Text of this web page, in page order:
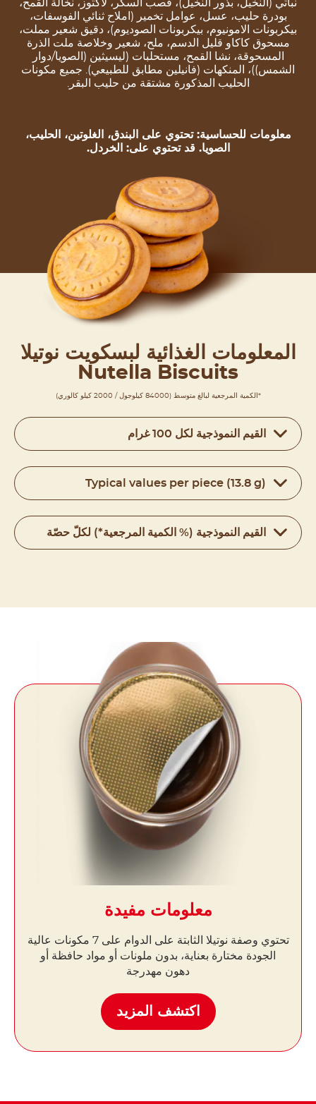
نباتي (النخیل، بذور النخیل)، قصب السكر، لاكتوز، نخالة القمح،
بودرة حلیب، عسل، عوامل تخمیر (املاح ثنائي الفوسفات،
بیكربونات الامونیوم، بیكربونات الصودیوم)، دقیق شعیر مملت،
مسحوق كاكاو قلیل الدسم، ملح، شعیر وخلاصة ملت الذرة
المسحوقة، نشا القمح، مستحلبات (لیسیثین (الصویا/دوار
الشمس))، المنكهات (فانیلین مطابق للطبیعي). جمیع مكونات
الحلیب المذكورة مشتقة من حلیب البقر.
معلومات للحساسیة: تحتوي على البندق، الغلوتین، الحلیب،
الصویا. قد تحتوي على: الخردل.
المعلومات الغذائية لبسكويت نوتيلا
Nutella Biscuits
*الكمية المرجعية لبالغ متوسط (84000 كيلوجول / 2000 كيلو كالوري)
القيم النموذجية لكل 100 غرام
Typical values per piece (13.8 g)
القيم النموذجية (% الكمية المرجعية*) لكلّ حصّة
معلومات مفيدة
تحتوي وصفة نوتيلا الثابتة على الدوام على 7 مكونات عالية
الجودة مختارة بعناية، بدون ملونات أو مواد حافظة أو
دهون مهدرجة
اكتشف المزيد